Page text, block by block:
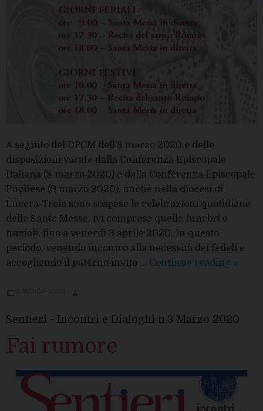
A seguito del DPCM dell’8 marzo 2020 e delle
disposizioni varate dalla Conferenza Episcopale
Italiana (8 marzo 2020) e dalla Conferenza Episcopale
Pugliese (9 marzo 2020), anche nella diocesi di
Lucera-Troia sono sospese le celebrazioni quotidiane
delle Sante Messe, ivi comprese quelle funebri e
nuziali, fino a venerdì 3 aprile 2020. In questo
periodo, venendo incontro alla necessità dei fedeli e
accogliendo il paterno invito … Continue reading
su
»
Sentieri - Incontri e Dialoghi n.3 Marzo 2020
Fai rumore